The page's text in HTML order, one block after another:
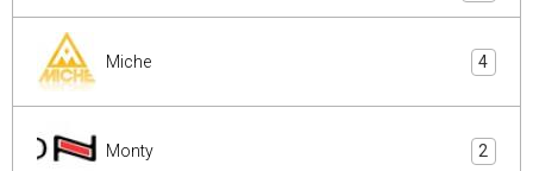
Miche 4
Monty 2